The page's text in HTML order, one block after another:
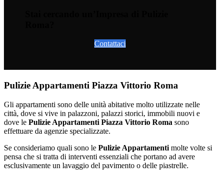
Contattaci
Pulizie Appartamenti Piazza Vittorio Roma
Gli appartamenti sono delle unità abitative molto utilizzate nelle
città, dove si vive in palazzoni, palazzi storici, immobili nuovi e
dove le Pulizie Appartamenti Piazza Vittorio Roma sono
effettuare da agenzie specializzate.
Se consideriamo quali sono le Pulizie Appartamenti molte volte si
pensa che si tratta di interventi essenziali che portano ad avere
esclusivamente un lavaggio del pavimento o delle piastrelle.